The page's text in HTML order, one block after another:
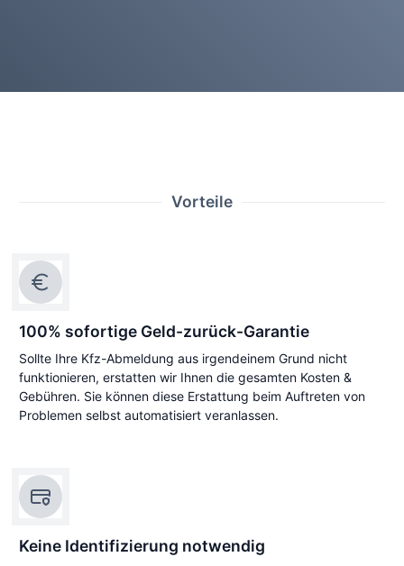
Vorteile
100% sofortige Geld-zurück-Garantie
Sollte Ihre Kfz-Abmeldung aus irgendeinem Grund nicht
funktionieren, erstatten wir Ihnen die gesamten Kosten &
Gebühren. Sie können diese Erstattung beim Auftreten von
Problemen selbst automatisiert veranlassen.
Keine Identifizierung notwendig